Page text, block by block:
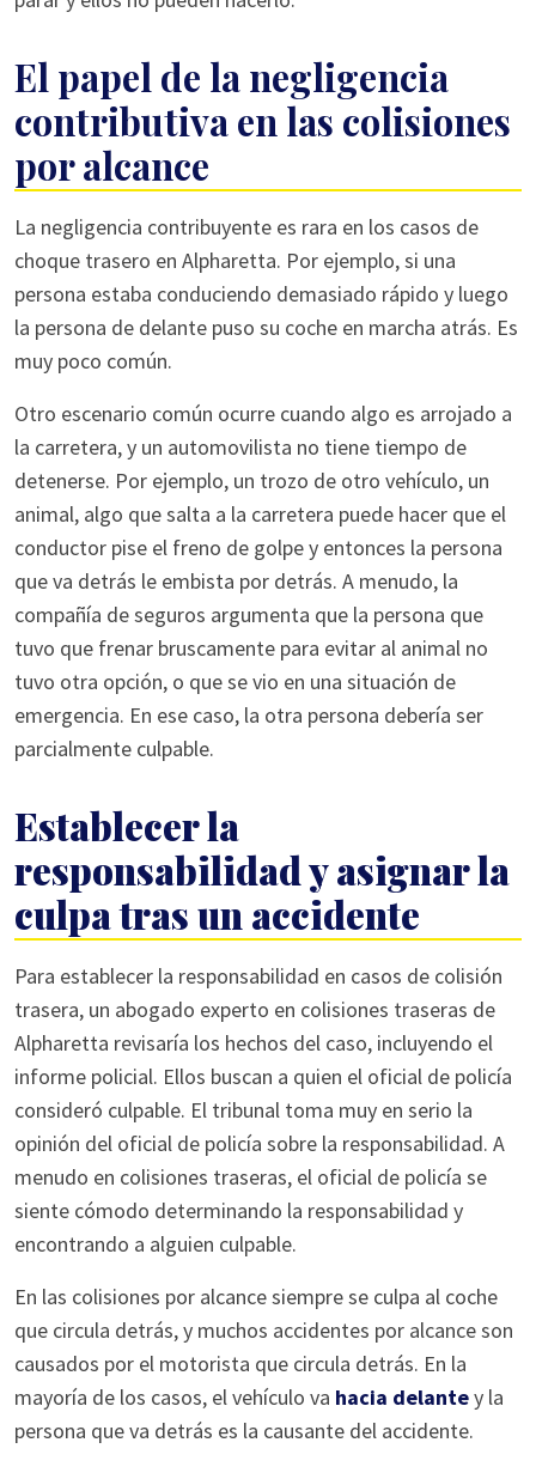
El papel de la negligencia
contributiva en las colisiones
por alcance
La negligencia contribuyente es rara en los casos de
choque trasero en Alpharetta. Por ejemplo, si una
persona estaba conduciendo demasiado rápido y luego
la persona de delante puso su coche en marcha atrás. Es
muy poco común.
Otro escenario común ocurre cuando algo es arrojado a
la carretera, y un automovilista no tiene tiempo de
detenerse. Por ejemplo, un trozo de otro vehículo, un
animal, algo que salta a la carretera puede hacer que el
conductor pise el freno de golpe y entonces la persona
que va detrás le embista por detrás. A menudo, la
compañía de seguros argumenta que la persona que
tuvo que frenar bruscamente para evitar al animal no
tuvo otra opción, o que se vio en una situación de
emergencia. En ese caso, la otra persona debería ser
parcialmente culpable.
Establecer la
responsabilidad y asignar la
culpa tras un accidente
Para establecer la responsabilidad en casos de colisión
trasera, un abogado experto en colisiones traseras de
Alpharetta revisaría los hechos del caso, incluyendo el
informe policial. Ellos buscan a quien el oficial de policía
consideró culpable. El tribunal toma muy en serio la
opinión del oficial de policía sobre la responsabilidad. A
menudo en colisiones traseras, el oficial de policía se
siente cómodo determinando la responsabilidad y
encontrando a alguien culpable.
En las colisiones por alcance siempre se culpa al coche
que circula detrás, y muchos accidentes por alcance son
causados por el motorista que circula detrás. En la
mayoría de los casos, el vehículo va hacia delantey la
persona que va detrás es la causante del accidente.